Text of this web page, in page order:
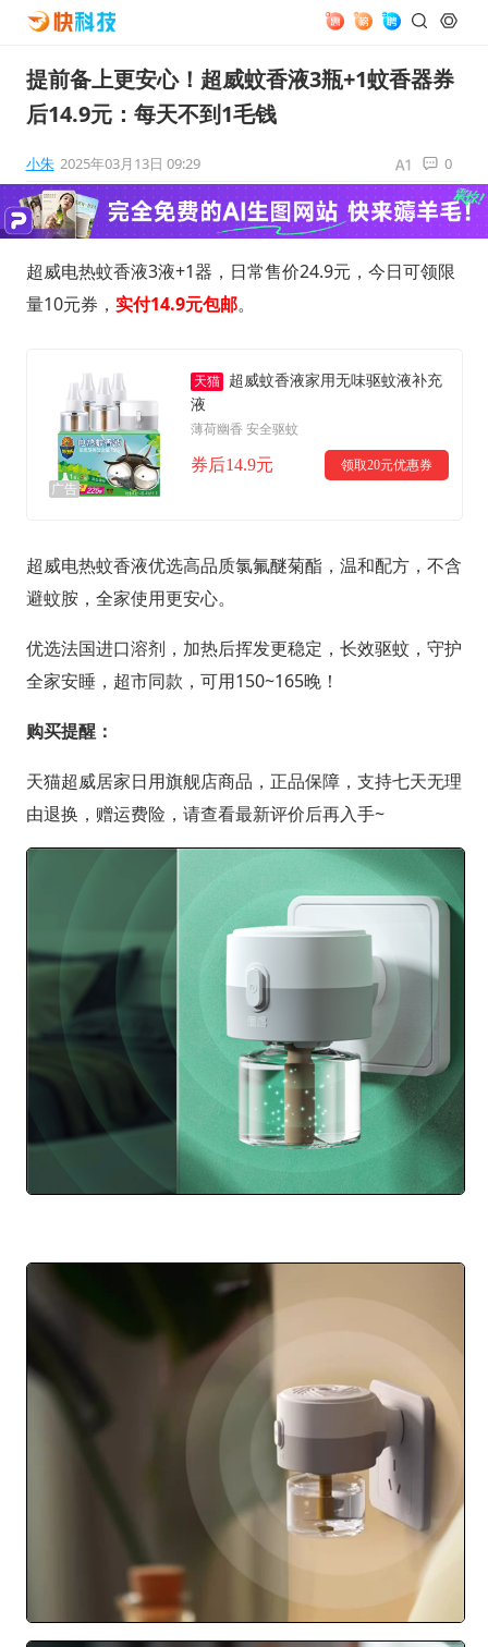
提前备上更安心！超威蚊香液3瓶+1蚊香器券
后14.9元：每天不到1毛钱
小朱 2025年03月13日 09:29 0
超威电热蚊香液3液+1器，日常售价24.9元，今日可领限
量10元券， 实付14.9元包邮。
广告
天猫
超威蚊香液家用无味驱蚊液补充
液
薄荷幽香 安全驱蚊
券后14.9元 领取20元优惠券
超威电热蚊香液优选高品质氯氟醚菊酯，温和配方，不含
避蚊胺，全家使用更安心。
优选法国进口溶剂，加热后挥发更稳定，长效驱蚊，守护
全家安睡，超市同款，可用150~165晚！
购买提醒：
天猫超威居家日用旗舰店商品，正品保障，支持七天无理
由退换，赠运费险，请查看最新评价后再入手~